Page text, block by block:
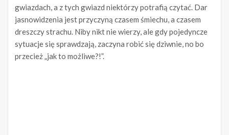
gwiazdach, a z tych gwiazd niektórzy potrafią czytać. Dar
jasnowidzenia jest przyczyną czasem śmiechu, a czasem
dreszczy strachu. Niby nikt nie wierzy, ale gdy pojedyncze
sytuacje się sprawdzają, zaczyna robić się dziwnie, no bo
przecież „jak to możliwe?!”.